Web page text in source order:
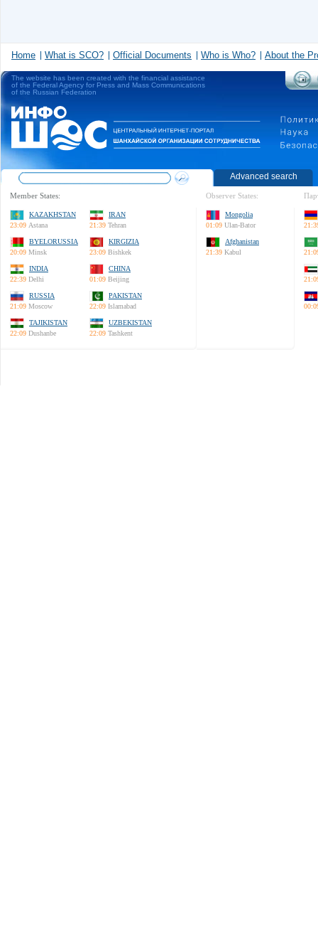
Home What is SCO? Official Documents Who is Who? About the
The website has been created with the financial assistance
of the Federal Agency for Press and Mass Communications
of the Russian Federation
Advanced search
Member States:
KAZAKHSTAN
23:09 Astana
IRAN
21:39 Tehran
BYELORUSSIA
20:09 Minsk
KIRGIZIA
23:09 Bishkek
INDIA
22:39 Delhi
CHINA
01:09 Beijing
RUSSIA
21:09 Moscow
PAKISTAN
22:09 Islamabad
TAJIKISTAN
22:09 Dushanbe
UZBEKISTAN
22:09 Tashkent
Observer States:
Mongolia
01:09 Ulan-Bator
Afghanistan
21:39 Kabul